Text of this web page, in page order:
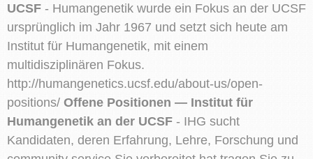
UCSF - Humangenetik wurde ein Fokus an der UCSF
ursprünglich im Jahr 1967 und setzt sich heute am
Institut für Humangenetik, mit einem
multidisziplinären Fokus.
http://humangenetics.ucsf.edu/about-us/open-
positions/ Offene Positionen — Institut für
Humangenetik an der UCSF - IHG sucht
Kandidaten, deren Erfahrung, Lehre, Forschung und